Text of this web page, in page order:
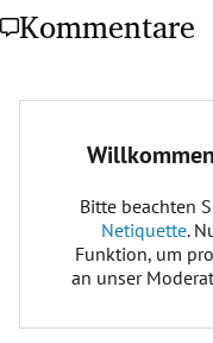
Kommentare